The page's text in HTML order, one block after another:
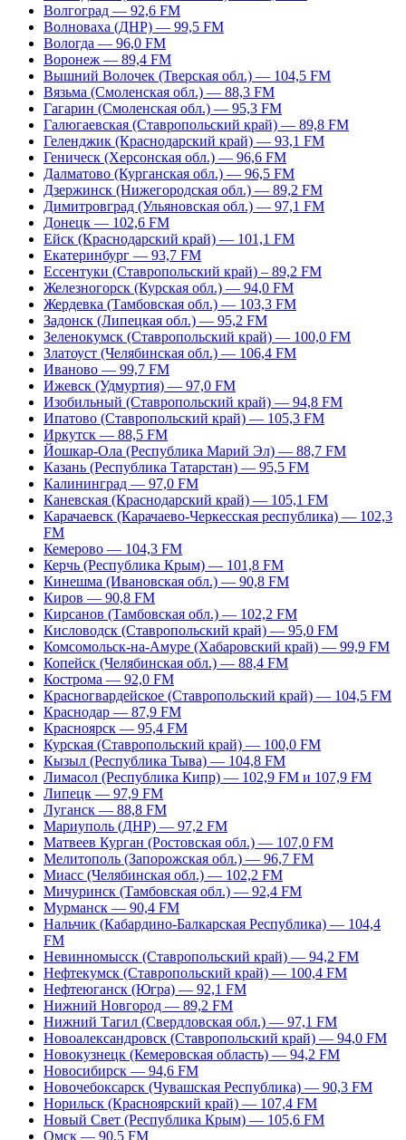
Волгоград — 92,6 FM
Волноваха (ДНР) — 99,5 FM
Вологда — 96,0 FM
Воронеж — 89,4 FM
Вышний Волочек (Тверская обл.) — 104,5 FM
Вязьма (Смоленская обл.) — 88,3 FM
Гагарин (Смоленская обл.) — 95,3 FM
Галюгаевская (Ставропольский край) — 89,8 FM
Геленджик (Краснодарский край) — 93,1 FM
Геническ (Херсонская обл.) — 96,6 FM
Далматово (Курганская обл.) — 96,5 FM
Дзержинск (Нижегородская обл.) — 89,2 FM
Димитровград (Ульяновская обл.) — 97,1 FM
Донецк — 102,6 FM
Ейск (Краснодарский край) — 101,1 FM
Екатеринбург — 93,7 FM
Ессентуки (Ставропольский край) – 89,2 FM
Железногорск (Курская обл.) — 94,0 FM
Жердевка (Тамбовская обл.) — 103,3 FM
Задонск (Липецкая обл.) — 95,2 FM
Зеленокумск (Ставропольский край) — 100,0 FM
Златоуст (Челябинская обл.) — 106,4 FM
Иваново — 99,7 FM
Ижевск (Удмуртия) — 97,0 FM
Изобильный (Ставропольский край) — 94,8 FM
Ипатово (Ставропольский край) — 105,3 FM
Иркутск — 88,5 FM
Йошкар-Ола (Республика Марий Эл) — 88,7 FM
Казань (Республика Татарстан) — 95,5 FM
Калининград — 97,0 FM
Каневская (Краснодарский край) — 105,1 FM
Карачаевск (Карачаево-Черкесская республика) — 102,3
FM
Кемерово — 104,3 FM
Керчь (Республика Крым) — 101,8 FM
Кинешма (Ивановская обл.) — 90,8 FM
Киров — 90,8 FM
Кирсанов (Тамбовская обл.) — 102,2 FM
Кисловодск (Ставропольский край) — 95,0 FM
Комсомольск-на-Амуре (Хабаровский край) — 99,9 FM
Копейск (Челябинская обл.) — 88,4 FM
Кострома — 92,0 FM
Красногвардейское (Ставропольский край) — 104,5 FM
Краснодар — 87,9 FM
Красноярск — 95,4 FM
Курская (Ставропольский край) — 100,0 FM
Кызыл (Республика Тыва) — 104,8 FM
Лимасол (Республика Кипр) — 102,9 FM и 107,9 FM
Липецк — 97,9 FM
Луганск — 88,8 FM
Мариуполь (ДНР) — 97,2 FM
Матвеев Курган (Ростовская обл.) — 107,0 FM
Мелитополь (Запорожская обл.) — 96,7 FM
Миасс (Челябинская обл.) — 102,2 FM
Мичуринск (Тамбовская обл.) — 92,4 FM
Мурманск — 90,4 FM
Нальчик (Кабардино-Балкарская Республика) — 104,4
FM
Невинномысск (Ставропольский край) — 94,2 FM
Нефтекумск (Ставропольский край) — 100,4 FM
Нефтеюганск (Югра) — 92,1 FM
Нижний Новгород — 89,2 FM
Нижний Тагил (Свердловская обл.) — 97,1 FM
Новоалександровск (Ставропольский край) — 94,0 FM
Новокузнецк (Кемеровская область) — 94,2 FM
Новосибирск — 94,6 FM
Новочебоксарск (Чувашская Республика) — 90,3 FM
Норильск (Красноярский край) — 107,4 FM
Новый Свет (Республика Крым) — 105,6 FM
Омск — 90,5 FM